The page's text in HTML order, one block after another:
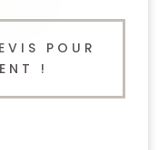
POUR
!